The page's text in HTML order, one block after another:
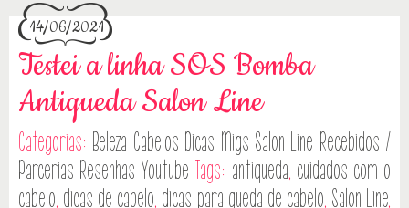
14/06/2021
Testei a linha SOS Bomba
Antiqueda Salon Line
Categorias: Beleza Cabelos Dicas Migs Salon Line Recebidos /
Parcerias Resenhas Youtube Tags: antiqueda, cuidados com o
cabelo, dicas de cabelo, dicas para queda de cabelo, Salon Line,